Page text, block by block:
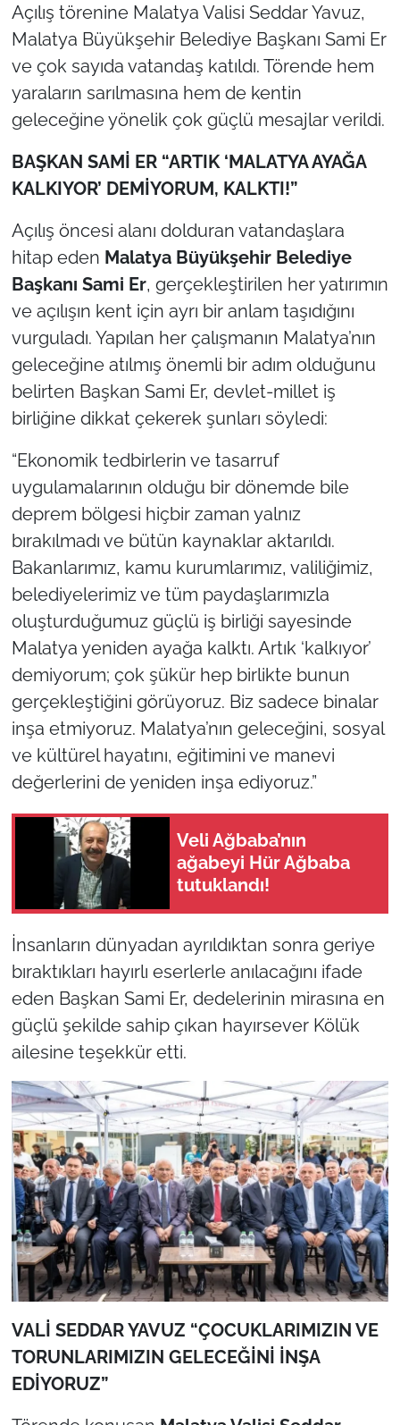
Açılış törenine Malatya Valisi Seddar Yavuz,
Malatya Büyükşehir Belediye Başkanı Sami Er
ve çok sayıda vatandaş katıldı. Törende hem
yaraların sarılmasına hem de kentin
geleceğine yönelik çok güçlü mesajlar verildi.
BAŞKAN SAMİ ER “ARTIK ‘MALATYA AYAĞA
KALKIYOR’ DEMİYORUM, KALKTI!”
Açılış öncesi alanı dolduran vatandaşlara
hitap eden Malatya Büyükşehir Belediye
Başkanı Sami Er, gerçekleştirilen her yatırımın
ve açılışın kent için ayrı bir anlam taşıdığını
vurguladı. Yapılan her çalışmanın Malatya’nın
geleceğine atılmış önemli bir adım olduğunu
belirten Başkan Sami Er, devlet-millet iş
birliğine dikkat çekerek şunları söyledi:
“Ekonomik tedbirlerin ve tasarruf
uygulamalarının olduğu bir dönemde bile
deprem bölgesi hiçbir zaman yalnız
bırakılmadı ve bütün kaynaklar aktarıldı.
Bakanlarımız, kamu kurumlarımız, valiliğimiz,
belediyelerimiz ve tüm paydaşlarımızla
oluşturduğumuz güçlü iş birliği sayesinde
Malatya yeniden ayağa kalktı. Artık ‘kalkıyor’
demiyorum; çok şükür hep birlikte bunun
gerçekleştiğini görüyoruz. Biz sadece binalar
inşa etmiyoruz. Malatya’nın geleceğini, sosyal
ve kültürel hayatını, eğitimini ve manevi
değerlerini de yeniden inşa ediyoruz.”
Veli Ağbaba’nın
ağabeyi Hür Ağbaba
tutuklandı!
İnsanların dünyadan ayrıldıktan sonra geriye
bıraktıkları hayırlı eserlerle anılacağını ifade
eden Başkan Sami Er, dedelerinin mirasına en
güçlü şekilde sahip çıkan hayırsever Kölük
ailesine teşekkür etti.
VALİ SEDDAR YAVUZ “ÇOCUKLARIMIZIN VE
TORUNLARIMIZIN GELECEĞİNİ İNŞA
EDİYORUZ”